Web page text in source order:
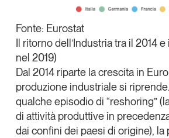
Fonte: Eurostat
Il ritorno dell’Industria tra il 2014
nel 2019)
Dal 2014 riparte la crescita in
produzione industriale si
qualche episodio di “reshoring”
di attività produttive in
dai confini dei paesi di origine), la